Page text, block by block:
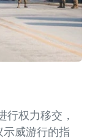
行权力移交，
威游行的指